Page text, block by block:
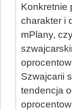
Konkretnie
charakter i
mPlany,
Szwajcarii
tendencja